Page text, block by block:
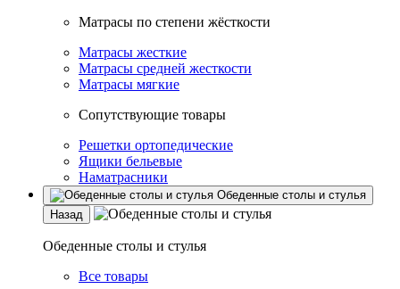
Матрасы по степени жёсткости
Матрасы жесткие
Матрасы средней жесткости
Матрасы мягкие
Сопутствующие товары
Решетки ортопедические
Ящики бельевые
Наматрасники
Обеденные столы и стулья
Назад
Обеденные столы и стулья
Все товары